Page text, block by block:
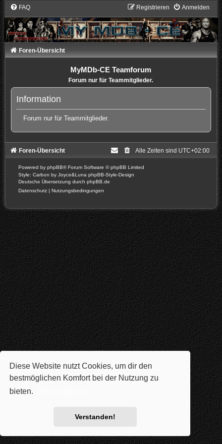
Diese Website nutzt Cookies, um dir den
bestmöglichen Komfort bei der Nutzung zu
bieten.
Verstanden!
FAQ Anmelden
Registrieren
Foren-Übersicht
MyMDb-CE Teamforum
Forum nur für Teammitglieder.
Information
Forum nur für Teammitglieder.
Foren-Übersicht Alle Zeiten sind UTC+02:00
Powered by phpBB® Forum Software © phpBB Limited
Style: Carbon by Joyce&Luna phpBB-Style-Design
Deutsche Übersetzung durch phpBB.de
Datenschutz | Nutzungsbedingungen